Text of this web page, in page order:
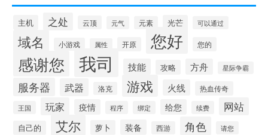
主机 之处 云顶 元气 元素 光芒 可以通过
域名 小游戏 属性 开原 您好 您的
感谢您 我司 技能 攻略 方舟 星际争霸
服务器 武器 洛克 游戏 火线 热血传奇
王国 玩家 疫情 程序 绑定 给您 续费 网站
自己的 艾尔 萝卜 装备 西游 角色 请您